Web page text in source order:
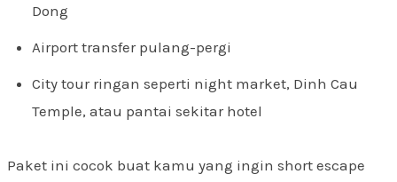
Dong
Airport transfer pulang-pergi
City tour ringan seperti night market, Dinh Cau
Temple, atau pantai sekitar hotel
Paket ini cocok buat kamu yang ingin short escape